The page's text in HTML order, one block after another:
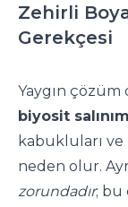
Zehirli
Gerekçesi
Yaygın
biyosit
kabukluları ve
neden olur.
zorundadır; bu